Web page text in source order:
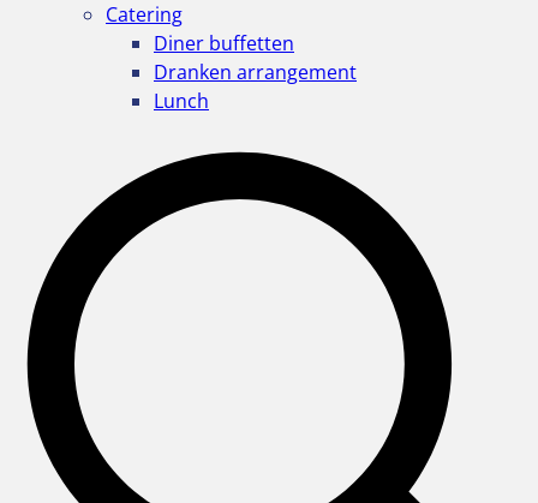
Catering
Diner buffetten
Dranken arrangement
Lunch